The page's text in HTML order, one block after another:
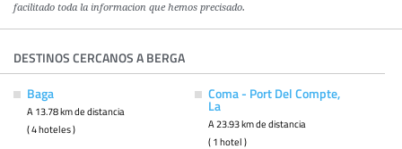
facilitado toda la informacion que hemos precisado.
DESTINOS CERCANOS A BERGA
Baga
A 13.78 km de distancia
( 4 hoteles )
Coma - Port Del Compte,
La
A 23.93 km de distancia
( 1 hotel )